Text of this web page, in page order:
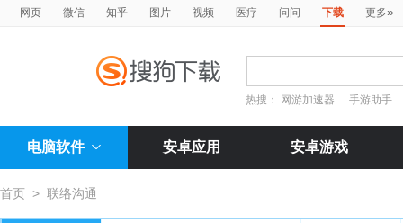
网页 微信 知乎 图片 视频 医疗 问问 下载 更多»
热搜： 网游加速器 手游助手
电脑软件 安卓应用 安卓游戏
首页 > 联络沟通